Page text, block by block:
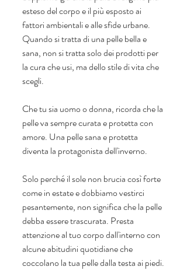
esteso del corpo e il più esposto ai
fattori ambientali e alle sfide urbane.
Quando si tratta di una pelle bella e
sana, non si tratta solo dei prodotti per
la cura che usi, ma dello stile di vita che
scegli.
Che tu sia uomo o donna, ricorda che la
pelle va sempre curata e protetta con
amore. Una pelle sana e protetta
diventa la protagonista dell'inverno.
Solo perché il sole non brucia così forte
come in estate e dobbiamo vestirci
pesantemente, non significa che la pelle
debba essere trascurata. Presta
attenzione al tuo corpo dall'interno con
alcune abitudini quotidiane che
coccolano la tua pelle dalla testa ai piedi.